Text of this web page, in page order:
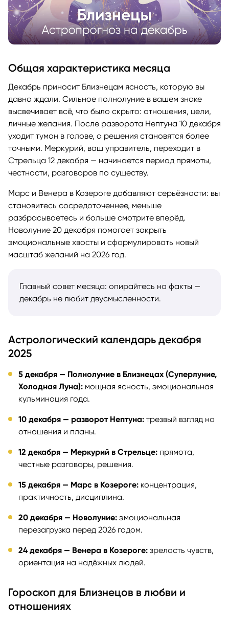
Общая характеристика месяца
Декабрь приносит Близнецам ясность, которую вы
давно ждали. Сильное полнолуние в вашем знаке
высвечивает всё, что было скрыто: отношения, цели,
личные желания. После разворота Нептуна 10 декабря
уходит туман в голове, а решения становятся более
точными. Меркурий, ваш управитель, переходит в
Стрельца 12 декабря — начинается период прямоты,
честности, разговоров по существу.
Марс и Венера в Козероге добавляют серьёзности: вы
становитесь сосредоточеннее, меньше
разбрасываетесь и больше смотрите вперёд.
Новолуние 20 декабря помогает закрыть
эмоциональные хвосты и сформулировать новый
масштаб желаний на 2026 год.
Главный совет месяца: опирайтесь на факты —
декабрь не любит двусмысленности.
Астрологический календарь декабря
2025
5 декабря — Полнолуние в Близнецах (Суперлуние,
Холодная Луна): мощная ясность, эмоциональная
кульминация года.
10 декабря — разворот Нептуна: трезвый взгляд на
отношения и планы.
12 декабря — Меркурий в Стрельце: прямота,
честные разговоры, решения.
15 декабря — Марс в Козероге: концентрация,
практичность, дисциплина.
20 декабря — Новолуние: эмоциональная
перезагрузка перед 2026 годом.
24 декабря — Венера в Козероге: зрелость чувств,
ориентация на надёжных людей.
Гороскоп для Близнецов в любви и
отношениях